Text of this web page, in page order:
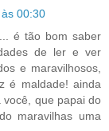
00:30
é tão bom saber
de ler e ver
e maravilhosos,
é maldade! ainda
você, que papai do
maravilhas uma